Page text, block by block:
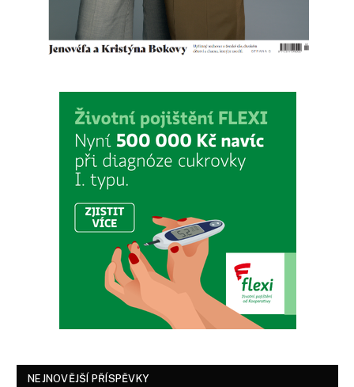
NEJNOVĚJŠÍ PŘÍSPĚVKY